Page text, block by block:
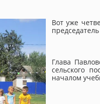
Вот уже
Глава
сельского
началом